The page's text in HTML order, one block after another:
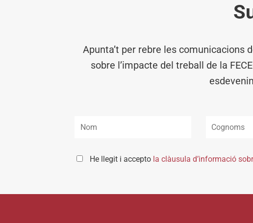
Apunta’t per rebre les comunicacions
sobre l’impacte del treball de la
He llegit i accepto la clàusula d’informació